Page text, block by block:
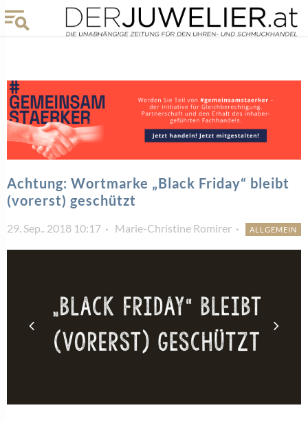
Achtung: Wortmarke „Black Friday“ bleibt
(vorerst) geschützt
29. Sep.. 2018 10:17 Marie-Christine Romirer ALLGEMEIN